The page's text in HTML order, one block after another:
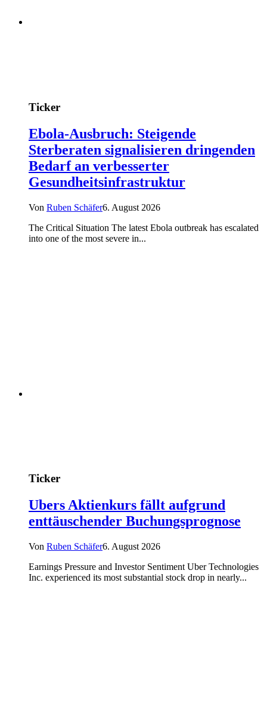
Ticker
Ebola-Ausbruch: Steigende
Sterberaten signalisieren dringenden
Bedarf an verbesserter
Gesundheitsinfrastruktur
Von Ruben Schäfer6. August 2026
The Critical Situation The latest Ebola outbreak has escalated
into one of the most severe in...
Ticker
Ubers Aktienkurs fällt aufgrund
enttäuschender Buchungsprognose
Von Ruben Schäfer6. August 2026
Earnings Pressure and Investor Sentiment Uber Technologies
Inc. experienced its most substantial stock drop in nearly...